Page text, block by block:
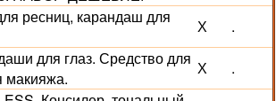
ресниц, карандаш для
Х .
для глаз. Средство для
макияжа.
Х .